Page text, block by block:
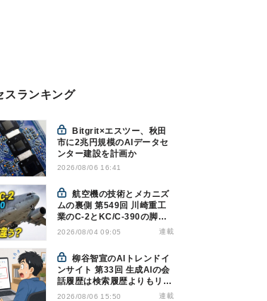
スランキング
市に2兆円規模のAIデータセ
ンター建設を計画か
2026/08/06 16:41
航空機の技術とメカニズ
ムの裏側 第549回 川崎重工
業のC-2とKC/C-390の脚は
なぜ違う? - 降着装置は複雑
2026/08/04 09:05 連載
柳谷智宣のAIトレンドイ
ンサイト 第33回 生成AIの会
話履歴は検索履歴よりもリス
キー？今のうちに情報漏洩対
2026/08/06 15:50 連載